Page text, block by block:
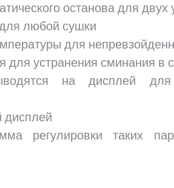
останова для двух
любой сушки
для
для устранения сминания в
на дисплей для
дисплей
регулировки таких